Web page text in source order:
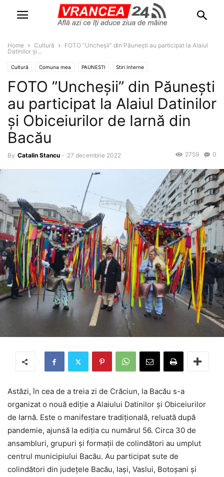
Home Cultură
FOTO ”Uncheșii” din Păunești au participat la Alaiul
Datinilor și...
Cultură Comuna mea PAUNESTI Stiri Interne
FOTO ”Uncheșii” din Păunești
au participat la Alaiul Datinilor
și Obiceiurilor de Iarnă din
Bacău
By Catalin Stancu - 27 decembrie 2022 0
2759
Astăzi, în cea de a treia zi de Crăciun, la Bacău s-a
organizat o nouă ediție a Alaiului Datinilor și Obiceiurilor
de Iarnă. Este o manifestare tradițională, reluată după
pandemie, ajunsă la ediția cu numărul 56. Circa 30 de
ansambluri, grupuri și formații de colindători au umplut
centrul municipiului Bacău. Au participat sute de
colindători din județele Bacău, Iași, Vaslui, Botoșani și